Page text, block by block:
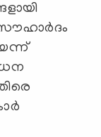
സൗഹാര്‍ദം